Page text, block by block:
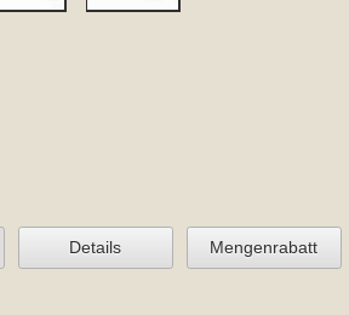
Details Mengenrabatt